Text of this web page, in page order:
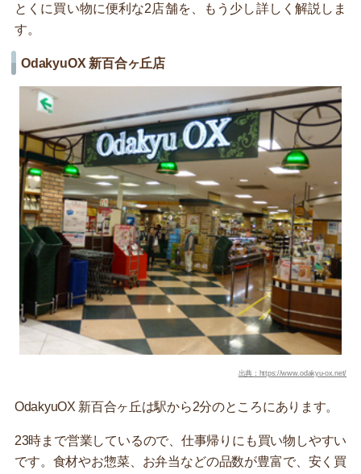
とくに買い物に便利な2店舗を、もう少し詳しく解説しま
す。
OdakyuOX 新百合ヶ丘店
出典：https://www.odakyu-ox.net/
OdakyuOX 新百合ヶ丘は駅から2分のところにあります。
23時まで営業しているので、仕事帰りにも買い物しやすい
です。食材やお惣菜、お弁当などの品数が豊富で、安く買